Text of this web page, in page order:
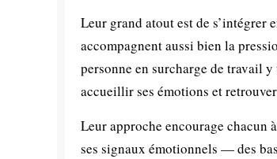
Leur grand atout est de s’intégrer
accompagnent aussi bien la
personne en surcharge de travail
accueillir ses émotions et
Leur approche encourage chacun
ses signaux émotionnels — des